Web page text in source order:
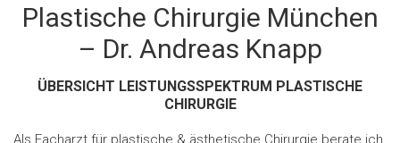
Plastische Chirurgie München
– Dr. Andreas Knapp
ÜBERSICHT LEISTUNGSSPEKTRUM PLASTISCHE
CHIRURGIE
Als Facharzt für plastische & ästhetische Chirurgie berate ich